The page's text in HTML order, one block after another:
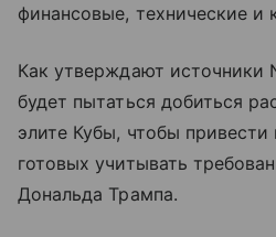
финансовые, технические и
Как утверждают источники
будет пытаться добиться
элите Кубы, чтобы привести
готовых учитывать
Дональда Трампа.